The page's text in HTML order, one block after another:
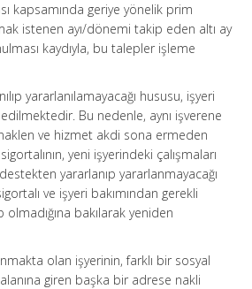
kapsamında geriye yönelik prim
istenen ayı/dönemi takip eden altı ay
kaydıyla, bu talepler işleme
yararlanılamayacağı hususu, işyeri
Bu nedenle, aynı işverene
ve hizmet akdi sona ermeden
yeni işyerindeki çalışmaları
yararlanıp yararlanmayacağı
ve işyeri bakımından gerekli
olmadığına bakılarak yeniden
olan işyerinin, farklı bir sosyal
giren başka bir adrese nakli